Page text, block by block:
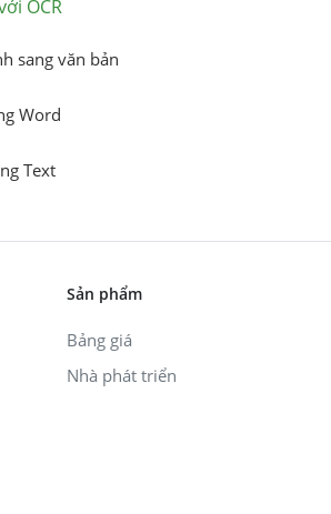
OCR
sang văn bản
Word
Text
Sản phẩm
Bảng giá
Nhà phát triển